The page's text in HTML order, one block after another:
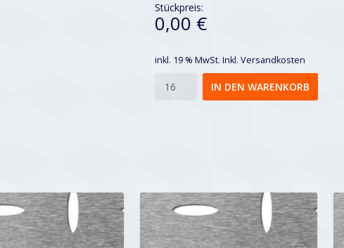
Stückpreis:
0,00 €
inkl. 19 % MwSt. Inkl. Versandkosten
Ellipse
IN DEN WARENKORB